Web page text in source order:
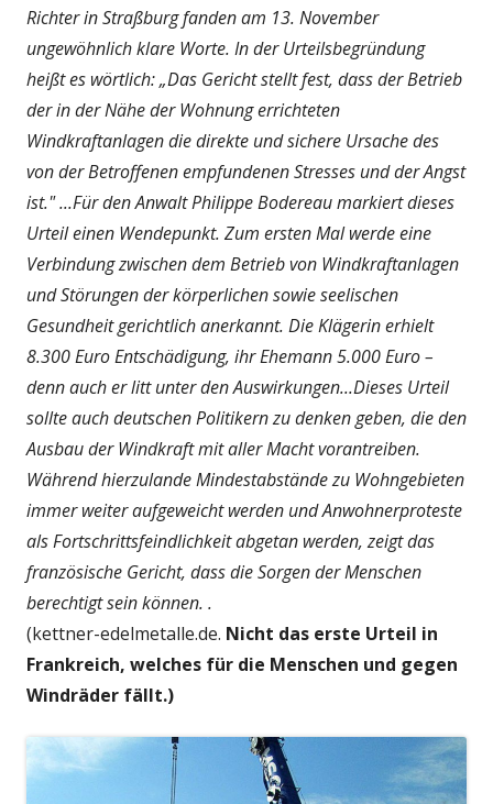
Richter in Straßburg fanden am 13. November
ungewöhnlich klare Worte. In der Urteilsbegründung
heißt es wörtlich: „Das Gericht stellt fest, dass der Betrieb
der in der Nähe der Wohnung errichteten
Windkraftanlagen die direkte und sichere Ursache des
von der Betroffenen empfundenen Stresses und der Angst
ist." ...Für den Anwalt Philippe Bodereau markiert dieses
Urteil einen Wendepunkt. Zum ersten Mal werde eine
Verbindung zwischen dem Betrieb von Windkraftanlagen
und Störungen der körperlichen sowie seelischen
Gesundheit gerichtlich anerkannt. Die Klägerin erhielt
8.300 Euro Entschädigung, ihr Ehemann 5.000 Euro –
denn auch er litt unter den Auswirkungen...Dieses Urteil
sollte auch deutschen Politikern zu denken geben, die den
Ausbau der Windkraft mit aller Macht vorantreiben.
Während hierzulande Mindestabstände zu Wohngebieten
immer weiter aufgeweicht werden und Anwohnerproteste
als Fortschrittsfeindlichkeit abgetan werden, zeigt das
französische Gericht, dass die Sorgen der Menschen
berechtigt sein können. .
(kettner-edelmetalle.de. Nicht das erste Urteil in
Frankreich, welches für die Menschen und gegen
Windräder fällt.)